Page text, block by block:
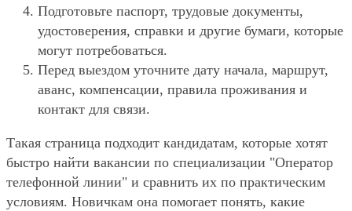
Подготовьте паспорт, трудовые документы,
удостоверения, справки и другие бумаги, которые
могут потребоваться.
Перед выездом уточните дату начала, маршрут,
аванс, компенсации, правила проживания и
контакт для связи.
Такая страница подходит кандидатам, которые хотят
быстро найти вакансии по специализации "Оператор
телефонной линии" и сравнить их по практическим
условиям. Новичкам она помогает понять, какие